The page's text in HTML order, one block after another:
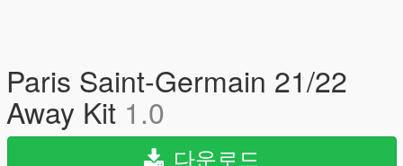
Paris Saint-Germain 21/22
Away Kit 1.0
다운로드